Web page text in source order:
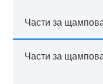
Части за
Части за